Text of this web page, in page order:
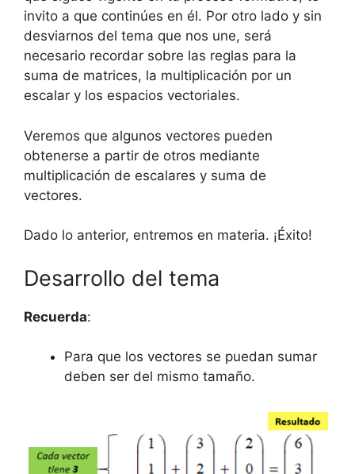
invito a que continúes en él. Por otro lado y sin
desviarnos del tema que nos une, será
necesario recordar sobre las reglas para la
suma de matrices, la multiplicación por un
escalar y los espacios vectoriales.
Veremos que algunos vectores pueden
obtenerse a partir de otros mediante
multiplicación de escalares y suma de
vectores.
Dado lo anterior, entremos en materia. ¡Éxito!
Desarrollo del tema
Recuerda:
Para que los vectores se puedan sumar
deben ser del mismo tamaño.